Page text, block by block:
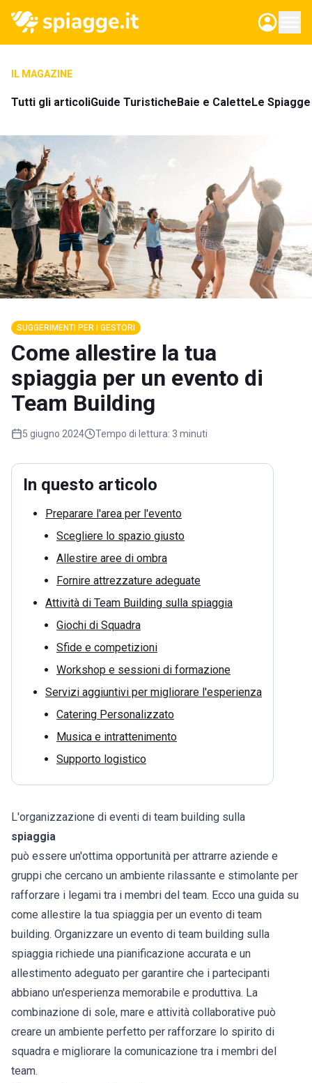
IL MAGAZINE
Tutti gli articoliGuide TuristicheBaie e CaletteLe
SUGGERIMENTI PER I GESTORI
Come allestire la tua
spiaggia per un evento di
Team Building
5 giugno 2024 Tempo di lettura: 3 minuti
In questo articolo
Preparare l'area per l'evento
Scegliere lo spazio giusto
Allestire aree di ombra
Fornire attrezzature adeguate
Attività di Team Building sulla spiaggia
Giochi di Squadra
Sfide e competizioni
Workshop e sessioni di formazione
Servizi aggiuntivi per migliorare l'esperienza
Catering Personalizzato
Musica e intrattenimento
Supporto logistico
L'organizzazione di eventi di team building sulla
spiaggia
può essere un'ottima opportunità per attrarre aziende e
gruppi che cercano un ambiente rilassante e stimolante per
rafforzare i legami tra i membri del team. Ecco una guida su
come allestire la tua spiaggia per un evento di team
building. Organizzare un evento di team building sulla
spiaggia richiede una pianificazione accurata e un
allestimento adeguato per garantire che i partecipanti
abbiano un'esperienza memorabile e produttiva. La
combinazione di sole, mare e attività collaborative può
creare un ambiente perfetto per rafforzare lo spirito di
squadra e migliorare la comunicazione tra i membri del
team.